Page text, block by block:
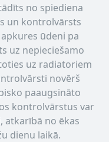
no spiediena
un kontrolvārsts
ūdeni pa
uz nepieciešamo
uz radiatoriem
novērš
paaugsināto
kontrolvārstus var
atkarībā no ēkas
dienu laikā.